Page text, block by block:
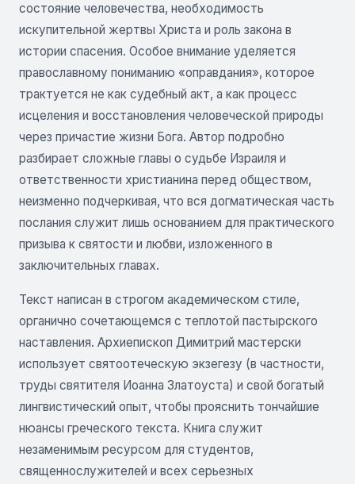
состояние человечества, необходимость
искупительной жертвы Христа и роль закона в
истории спасения. Особое внимание уделяется
православному пониманию «оправдания», которое
трактуется не как судебный акт, а как процесс
исцеления и восстановления человеческой природы
через причастие жизни Бога. Автор подробно
разбирает сложные главы о судьбе Израиля и
ответственности христианина перед обществом,
неизменно подчеркивая, что вся догматическая часть
послания служит лишь основанием для практического
призыва к святости и любви, изложенного в
заключительных главах.
Текст написан в строгом академическом стиле,
органично сочетающемся с теплотой пастырского
наставления. Архиепископ Димитрий мастерски
использует святоотеческую экзегезу (в частности,
труды святителя Иоанна Златоуста) и свой богатый
лингвистический опыт, чтобы прояснить тончайшие
нюансы греческого текста. Книга служит
незаменимым ресурсом для студентов,
священнослужителей и всех серьезных